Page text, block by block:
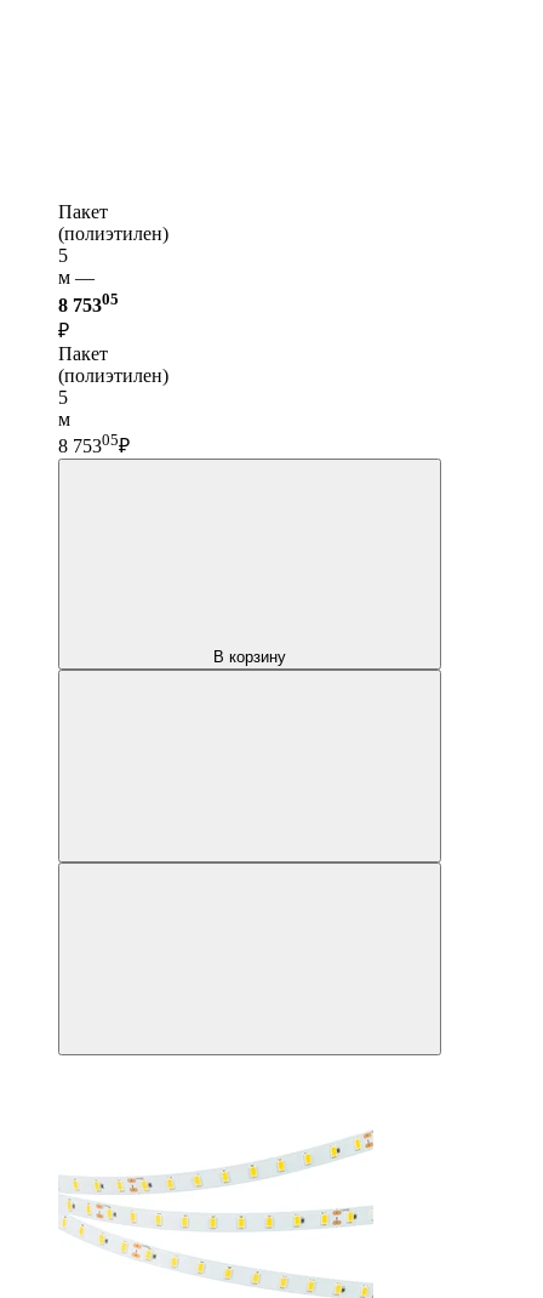
Пакет
(полиэтилен)
5
м —
8 75305
₽
Пакет
(полиэтилен)
5
м
8 75305₽
В корзину